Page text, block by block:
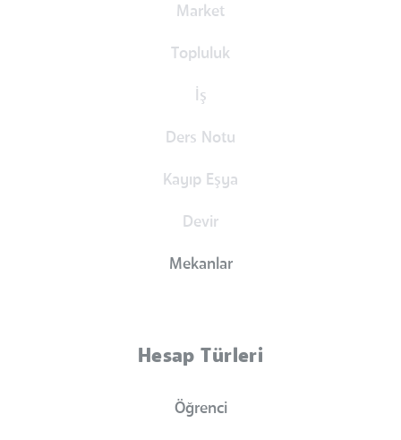
Market
Topluluk
İş
Ders Notu
Kayıp Eşya
Devir
Mekanlar
Hesap Türleri
Öğrenci